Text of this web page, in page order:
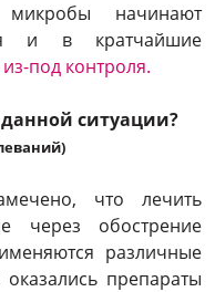
микробы начинают
и в кратчайшие
под контроля.
ситуации?
что лечить
через обострение
различные
препараты